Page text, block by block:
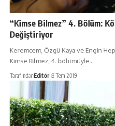
“Kimse Bilmez” 4. Bölüm:
Değiştiriyor
Keremcem, Özgü Kaya ve Engin
Kimse Bilmez, 4. bölümüyle…
TarafındanEditör 3 Tem 2019